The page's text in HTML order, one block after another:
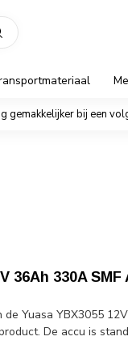
gemakkelijker bij een
36Ah 330A SMF
de Yuasa YBX3055
De accu is